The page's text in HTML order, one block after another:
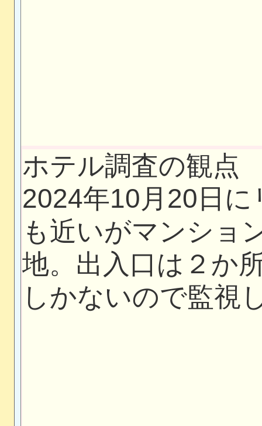
ホテル調査の観点
2024年10月20日
も近いがマンショ
地。出入口は２か
しかないので監視